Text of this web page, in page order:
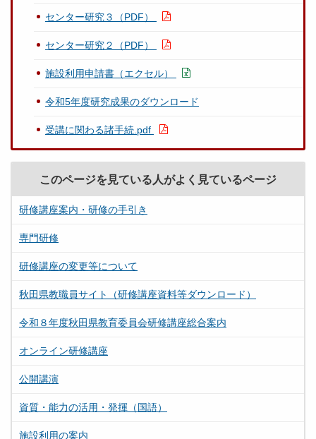
センター研究３（PDF）
センター研究２（PDF）
施設利用申請書（エクセル）
令和5年度研究成果のダウンロード
受講に関わる諸手続.pdf
このページを見ている人がよく見ているページ
研修講座案内・研修の手引き
専門研修
研修講座の変更等について
秋田県教職員サイト（研修講座資料等ダウンロード）
令和８年度秋田県教育委員会研修講座総合案内
オンライン研修講座
公開講演
資質・能力の活用・発揮（国語）
施設利用の案内